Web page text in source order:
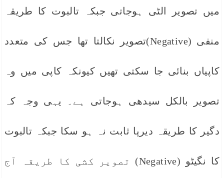
میں تصویر الٹی ہوجاتی جبکہ تالبوت کا طریقہ
منفی (Negative)تصویر نکالتا تھا جس کی متعدد
کاپیاں بنائی جا سکتی تھیں کیونکہ کاپی میں وہ
تصویر بالکل سیدھی ہوجاتی ہے۔ یہی وجہ کہ
دگیر کا طریقہ دیرپا ثابت نہ ہو سکا جبکہ تالبوت
کا نگیٹو (Negative) تصویر کشی کا طریقہ آج